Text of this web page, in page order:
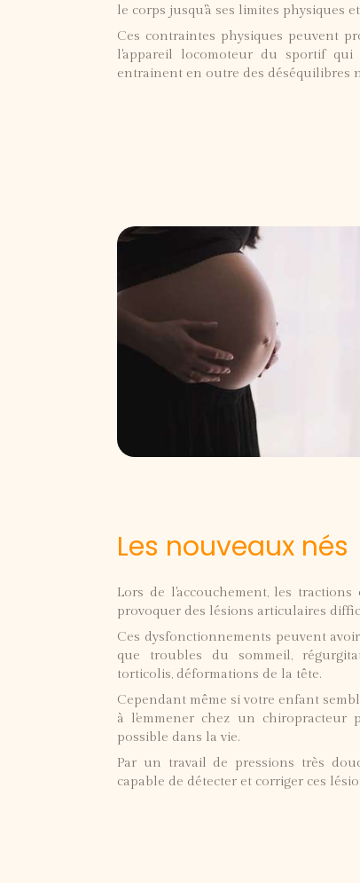
le corps jusqu'à ses limites physiques
Ces contraintes physiques peuvent
l'appareil locomoteur du sportif
entrainent en outre des déséquilibres
Les nouveaux nés
Lors de l'accouchement, les
provoquer des lésions articulaires
Ces dysfonctionnements peuvent
que troubles du sommeil,
torticolis, déformations de la tête.
Cependant même si votre enfant
à l'emmener chez un
possible dans la vie.
Par un travail de pressions très
capable de détecter et corriger ces